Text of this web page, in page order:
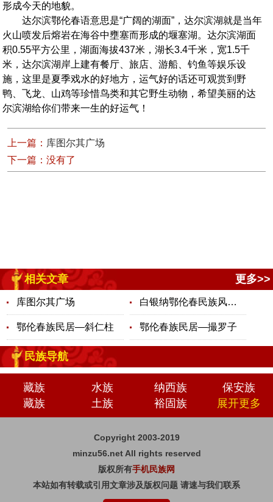
形成今天的地貌。
达尔滨鄂伦春语意思是“广阔的湖面”，达尔滨湖就是当年
火山喷发后熔岩在海谷中壅塞而形成的堰塞湖。达尔滨湖面
积0.55平方公里，湖面海拔437米，湖长3.4千米，宽1.5千
米，达尔滨湖岸上建有餐厅、旅店、游船、钓鱼等娱乐设
施，这里是夏季戏水的好地方，运气好的话还可观赏到野
鸭、飞龙、山鸡等珍惜鸟类和其它野生动物，希望美丽的达
尔滨湖给你们带来一生的好运气！
上一篇： 库图尔其广场
下一篇：没有了
更多>>
相关文章
库图尔其广场 白银纳鄂伦春民族风情园
鄂伦春族民居—斜仁柱 鄂伦春族民居—撮罗子
民族导航
藏族 水族 纳西族
保安族
藏族
土族 裕固族 展开更多
Copyright 2003-2019
minzu56.net All rights reserved
版权所有手机民族网
本站如有转载或引用文章涉及版权问题 请速与我们联系